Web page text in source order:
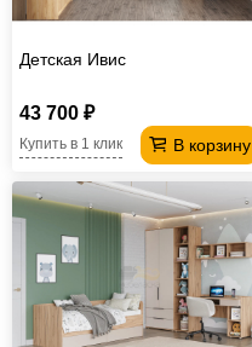
Детская Ивис
43 700 ₽
В корзину
Купить в 1 клик